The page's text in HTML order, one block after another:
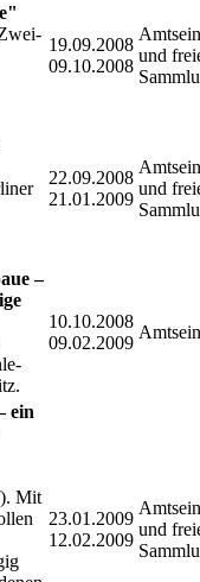
19.09.2008
09.10.2008
und
22.09.2008
21.01.2009
und
–
10.10.2008
09.02.2009
ein
Mit
23.01.2009
12.02.2009
und